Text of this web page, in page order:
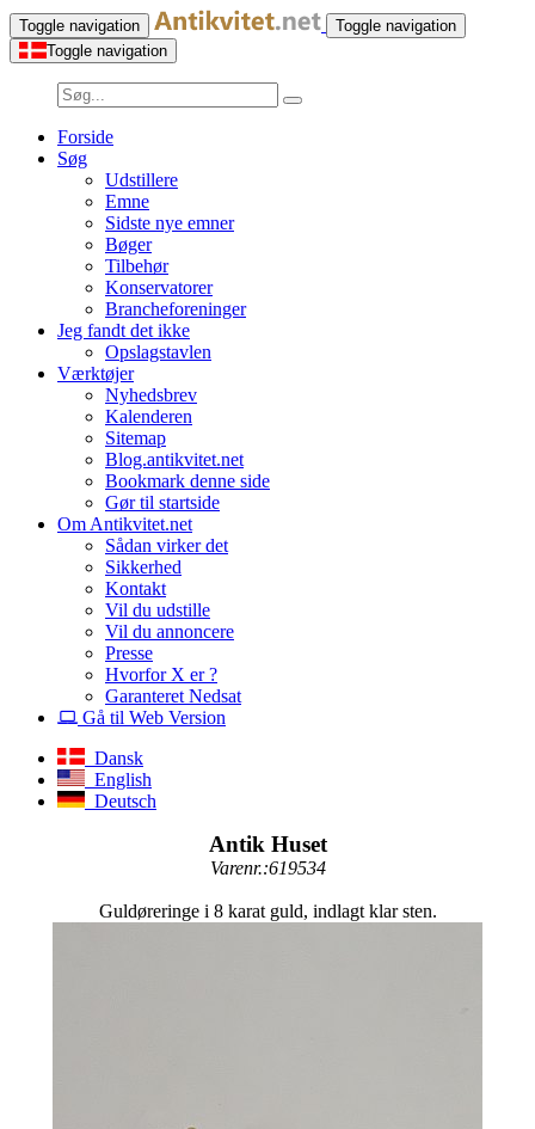
Toggle navigation
Toggle navigation
Toggle navigation
Forside
Søg
Udstillere
Emne
Sidste nye emner
Bøger
Tilbehør
Konservatorer
Brancheforeninger
Jeg fandt det ikke
Opslagstavlen
Værktøjer
Nyhedsbrev
Kalenderen
Sitemap
Blog.antikvitet.net
Bookmark denne side
Gør til startside
Om Antikvitet.net
Sådan virker det
Sikkerhed
Kontakt
Vil du udstille
Vil du annoncere
Presse
Hvorfor X er ?
Garanteret Nedsat
Gå til Web Version
Dansk
English
Deutsch
Antik Huset
Varenr.:619534
Guldøreringe i 8 karat guld, indlagt klar sten.